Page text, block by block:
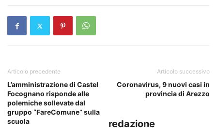
Articolo precedente
L’amministrazione di Castel
Focognano risponde alle
polemiche sollevate dal
gruppo “FareComune” sulla
scuola
Articolo successivo
Coronavirus, 9 nuovi casi in
provincia di Arezzo
redazione